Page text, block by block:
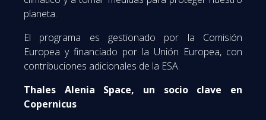
planeta.
El programa es gestionado por la Comisión
Europea y financiado por la Unión Europea, con
contribuciones adicionales de la ESA.
Thales Alenia Space, un socio clave en
Copernicus